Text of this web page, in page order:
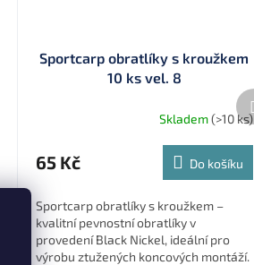
Sportcarp obratlíky s kroužkem
10 ks vel. 8
Skladem(>10 ks)
65 Kč Do košíku
Sportcarp obratlíky s kroužkem –
kvalitní pevnostní obratlíky v
provedení Black Nickel, ideální pro
výrobu ztužených koncových montáží.